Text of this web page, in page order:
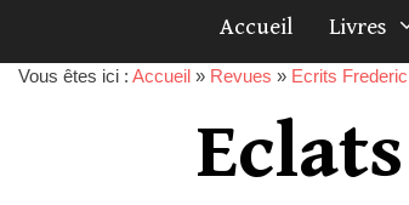
Accueil Livres
Vous êtes ici : Accueil » Revues » Ecrits